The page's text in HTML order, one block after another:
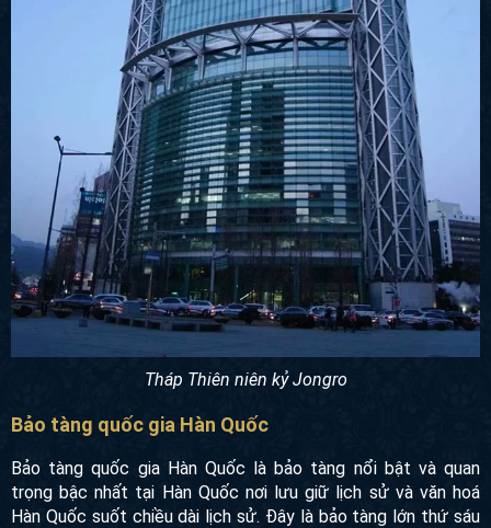
Bảo tàng quốc gia Hàn Quốc